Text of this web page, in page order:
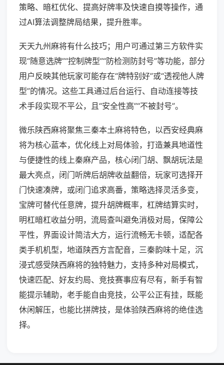
策略、暗杠优化、提高好牌率及快速自摸等操作，通
过AI算法调整牌局结果，提升胜率。
天天九州麻将有什么技巧；用户可通过第三方软件实
现“随意选牌”“控制牌型”“防检测防封号”等功能，部分
用户反映其他玩家可能存在“牌特别好”或“透视他人牌
型”的情况。这些工具通过后台运行、自动连接等技
术手段实现不平公，且“安全性高”“不被封号”。
微乐陕西麻将聚焦三秦本土麻将特色，以西安经典麻
将为核心蓝本，优化线上对局体验，打造兼具地道性
与便捷性的线上秦麻产品，核心闭门胡、飘胡玩法是
最大亮点，闭门听牌后胡牌收益翻倍，玩家可选择开
门快速凑牌，或闭门追求高番，策略选择灵活多变，
宝牌可替代任意牌，提升胡牌概率，杠牌结算实时，
明杠暗杠收益分明，流局查叫避免消极对局，保障公
平性，界面设计简洁大方，运行流畅无卡顿，适配各
类手机机型，地道陕西方言配音，三秦韵味十足，沉
浸式感受陕西麻将的独特魅力，支持多种对局模式，
快速匹配、好友约局、竞技赛事应有尽有，新手有智
能提示辅助，老手能自由竞技，公平公正有挂，既能
休闲解压，也能比拼牌技，是体验陕西麻将的绝佳选
择。